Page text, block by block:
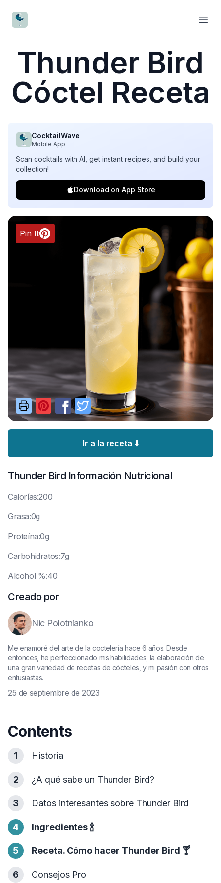
CocktailWave
Thunder Bird
Cóctel Receta
CocktailWave
Mobile App
Scan cocktails with AI, get instant recipes, and build your
collection!
Download on App Store
Pin It
Ir a la receta ⬇️
Thunder Bird Información Nutricional
Calorías:200
Grasa:0g
Proteína:0g
Carbohidratos:7g
Alcohol %:40
Creado por
Nic Polotnianko
Me enamoré del arte de la coctelería hace 6 años. Desde
entonces, he perfeccionado mis habilidades, la elaboración de
una gran variedad de recetas de cócteles, y mi pasión con otros
entusiastas.
25 de septiembre de 2023
Contents
1 Historia
2 ¿A qué sabe un Thunder Bird?
3 Datos interesantes sobre Thunder Bird
4 Ingredientes🍾
5 Receta. Cómo hacer Thunder Bird 🍸
6 Consejos Pro